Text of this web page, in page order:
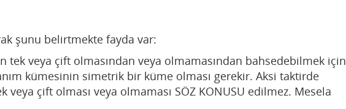
şunu belirtmekte fayda var:
tek veya çift olmasından veya olmamasından bahsedebilmek için
kümesinin simetrik bir küme olması gerekir. Aksi taktirde
veya çift olması veya olmaması SÖZ KONUSU edilmez. Mesela